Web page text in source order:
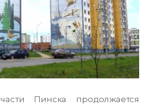
Пинска продолжается